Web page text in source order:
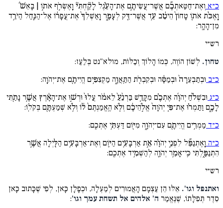
כ״א וְאֶת־חַטַּאתְכֶ֞ם אֲשֶׁר־עֲשִׂיתֶ֣ם אֶת־הָעֵ֗גֶל לָקַ֘חְתִּי֘ וָֽאֶשְׂרֹ֣ף אֹת֣וֹ | בָּאֵשׁ֒
וָֽאֶכֹּ֨ת אֹת֤וֹ טָחוֹן֙ הֵיטֵ֔ב עַ֥ד אֲשֶׁר־דַּ֖ק לְעָפָ֑ר וָֽאַשְׁלִךְ֙ אֶת־עֲפָר֔וֹ אֶל־הַנַּ֖חַל הַיֹּרֵ֥ד
מִן־הָהָֽר:
רש״י
טחון. לְשׁוֹן הוֹוֶה, כְּמוֹ הָלוֹךְ וְכַלּוֹת, מולא"נט בְּלַעַז:
כ״ב וּבְתַבְעֵרָה֙ וּבְמַסָּ֔ה וּבְקִבְרֹ֖ת הַתַּֽאֲוָ֑ה מַקְצִפִ֥ים הֱיִיתֶ֖ם אֶת־יְהֹוָֽה:
כ״ג וּבִשְׁלֹ֨חַ יְהֹוָ֜ה אֶתְכֶ֗ם מִקָּדֵ֤שׁ בַּרְנֵ֨עַ֙ לֵאמֹ֔ר עֲלוּ֙ וּרְשׁ֣וּ אֶת־הָאָ֔רֶץ אֲשֶׁ֥ר נָתַ֖תִּי
לָכֶ֑ם וַתַּמְר֗וּ אֶת־פִּ֤י יְהֹוָה֙ אֱלֹ֣הֵיכֶ֔ם וְלֹ֤א הֶֽאֱמַנְתֶּם֙ ל֔וֹ וְלֹ֥א שְׁמַעְתֶּ֖ם בְּקֹלֽוֹ:
כ״ד מַמְרִ֥ים הֱיִיתֶ֖ם עִם־יְהֹוָ֑ה מִיּ֖וֹם דַּעְתִּ֥י אֶתְכֶֽם:
כ״ה וָֽאֶתְנַפַּ֞ל לִפְנֵ֣י יְהֹוָ֗ה אֵ֣ת אַרְבָּעִ֥ים הַיּ֛וֹם וְאֶת־אַרְבָּעִ֥ים הַלַּ֖יְלָה אֲשֶׁ֣ר
הִתְנַפָּ֑לְתִּי כִּֽי־אָמַ֥ר יְהֹוָ֖ה לְהַשְׁמִ֥יד אֶתְכֶֽם:
רש״י
ואתנפל וגו'. אֵלּוּ הֵן עַצְמָם הָאֲמוּרִים לְמַעְלָה, וּכְפָלָן כָּאן, לְפִי שֶׁכָּתוּב כָּאן
סֵדֶר תְּפִלָּתוֹ, שֶׁנֶּאֱמַר ה' אלהים אל תשחת עמך וגו':